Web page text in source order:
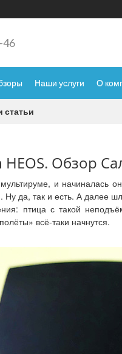
46
Наши услуги О
статьи
Обзор
и начиналась
да, так и есть. А далее
птица с такой
всё-таки начнутся.